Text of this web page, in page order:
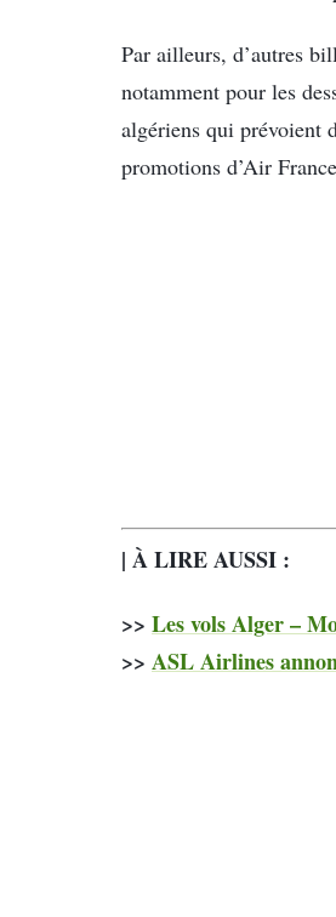
Par ailleurs, d’autres
notamment pour les
algériens qui prévoient
promotions d’Air
| À LIRE AUSSI :
>> Les vols Alger –
>> ASL Airlines